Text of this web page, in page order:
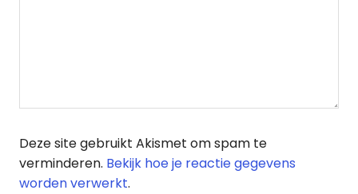
Deze site gebruikt Akismet om spam te
verminderen. Bekijk hoe je reactie gegevens
worden verwerkt.